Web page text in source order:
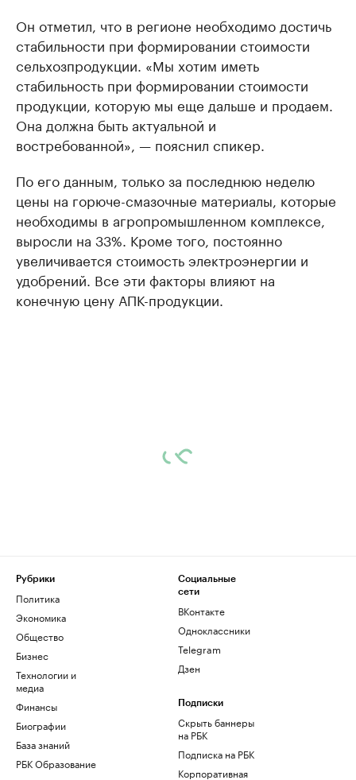
Он отметил, что в регионе необходимо достичь
стабильности при формировании стоимости
сельхозпродукции. «Мы хотим иметь
стабильность при формировании стоимости
продукции, которую мы еще дальше и продаем.
Она должна быть актуальной и
востребованной», — пояснил спикер.
По его данным, только за последнюю неделю
цены на горюче-смазочные материалы, которые
необходимы в агропромышленном комплексе,
выросли на 33%. Кроме того, постоянно
увеличивается стоимость электроэнергии и
удобрений. Все эти факторы влияют на
конечную цену АПК-продукции.
Рубрики
Политика
Экономика
Общество
Бизнес
Технологии и
медиа
Финансы
Биографии
База знаний
РБК Образование
Социальные
сети
ВКонтакте
Одноклассники
Telegram
Дзен
Подписки
Скрыть баннеры
на РБК
Подписка на РБК
Корпоративная